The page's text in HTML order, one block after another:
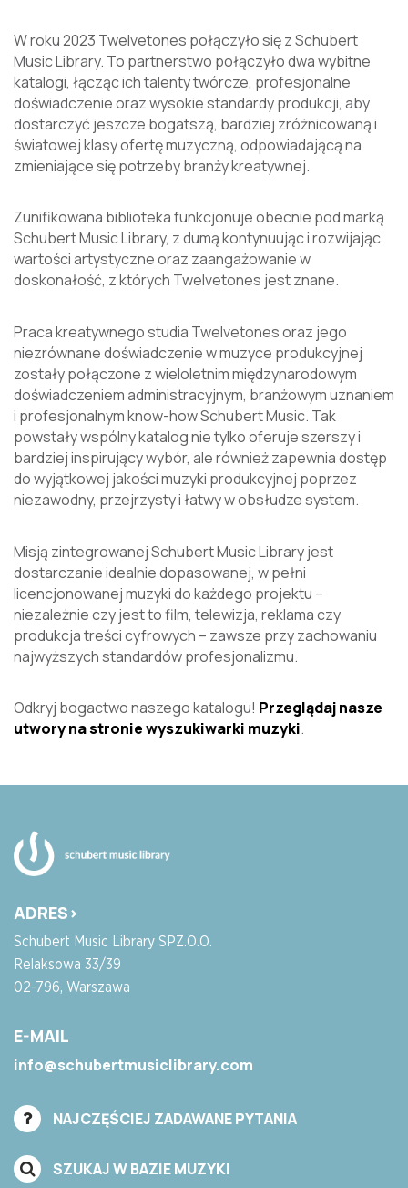
W roku 2023 Twelvetones połączyło się z Schubert
Music Library. To partnerstwo połączyło dwa wybitne
katalogi, łącząc ich talenty twórcze, profesjonalne
doświadczenie oraz wysokie standardy produkcji, aby
dostarczyć jeszcze bogatszą, bardziej zróżnicowaną i
światowej klasy ofertę muzyczną, odpowiadającą na
zmieniające się potrzeby branży kreatywnej.
Zunifikowana biblioteka funkcjonuje obecnie pod marką
Schubert Music Library, z dumą kontynuując i rozwijając
wartości artystyczne oraz zaangażowanie w
doskonałość, z których Twelvetones jest znane.
Praca kreatywnego studia Twelvetones oraz jego
niezrównane doświadczenie w muzyce produkcyjnej
zostały połączone z wieloletnim międzynarodowym
doświadczeniem administracyjnym, branżowym uznaniem
i profesjonalnym know-how Schubert Music. Tak
powstały wspólny katalog nie tylko oferuje szerszy i
bardziej inspirujący wybór, ale również zapewnia dostęp
do wyjątkowej jakości muzyki produkcyjnej poprzez
niezawodny, przejrzysty i łatwy w obsłudze system.
Misją zintegrowanej Schubert Music Library jest
dostarczanie idealnie dopasowanej, w pełni
licencjonowanej muzyki do każdego projektu –
niezależnie czy jest to film, telewizja, reklama czy
produkcja treści cyfrowych – zawsze przy zachowaniu
najwyższych standardów profesjonalizmu.
Odkryj bogactwo naszego katalogu! Przeglądaj nasze
utwory na stronie wyszukiwarki muzyki.
ADRES>
Schubert Music Library SPZ.O.O.
Relaksowa 33/39
02-796, Warszawa
E-MAIL
info@schubertmusiclibrary.com
NAJCZĘŚCIEJ ZADAWANE PYTANIA
SZUKAJ W BAZIE MUZYKI